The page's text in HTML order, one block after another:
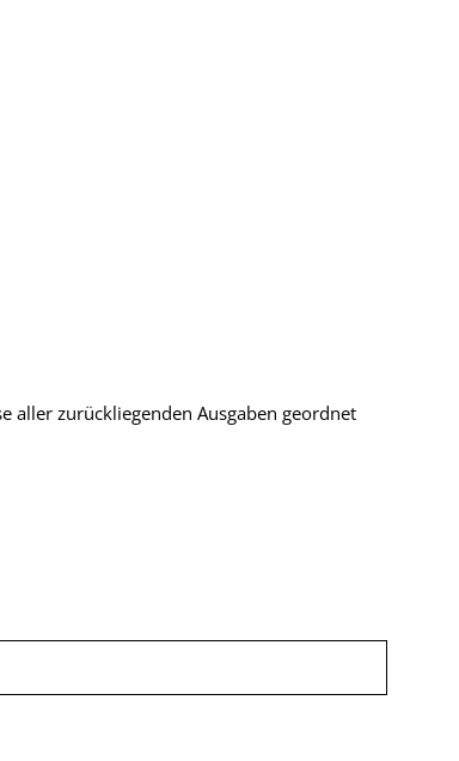
aller zurückliegenden Ausgaben geordnet